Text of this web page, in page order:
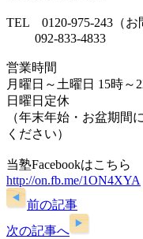
TEL 0120-975-243（お
092-833-4833
営業時間
月曜日～土曜日 15時～
日曜日定休
（年末年始・お盆期間
ください）
当塾Facebookはこちら
http://on.fb.me/1ON4XYA
前の記事
次の記事へ